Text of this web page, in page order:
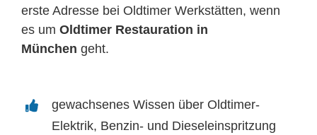
erste Adresse bei Oldtimer Werkstätten, wenn
es um Oldtimer Restauration in
München geht.
gewachsenes Wissen über Oldtimer-
Elektrik, Benzin- und Dieseleinspritzung